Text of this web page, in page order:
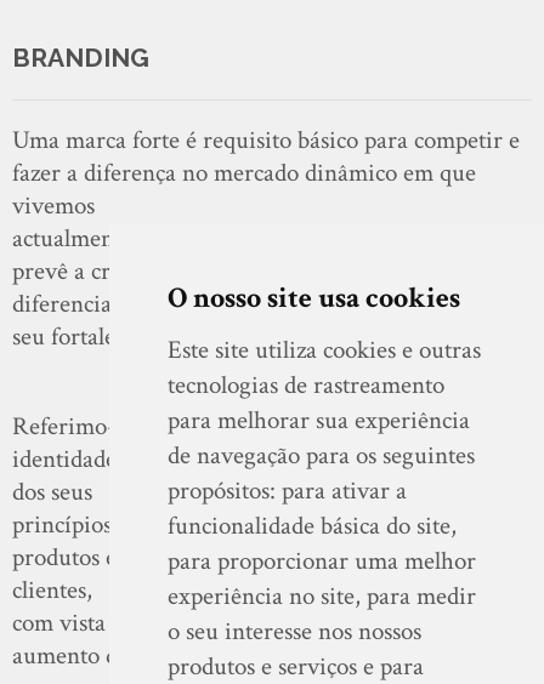
O nosso site usa cookies
Este site utiliza cookies e outras
tecnologias de rastreamento
para melhorar sua experiência
de navegação para os seguintes
propósitos: para ativar a
funcionalidade básica do site,
para proporcionar uma melhor
experiência no site, para medir
o seu interesse nos nossos
produtos e serviços e para
BRANDING
Uma marca forte é requisito básico para competir e
fazer a diferença no mercado dinâmico em que
vivemos
actualmente. O Branding ou Gestão de Marcas
prevê a criação de uma nova marca, a sua
diferenciação e o
seu fortalecimento junto do consumidor.
Referimo-nos à comunicação da empresa e da sua
identidade, do logótipo, da sua estrutura interna,
dos seus
princípios e valores, da sua equipa, dos seus
produtos e serviços e do relacionamento com os seus
clientes,
com vista ao reforço da reputação da empresa e ao
aumento do valor da marca.